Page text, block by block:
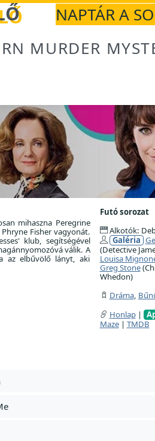
NAPTÁR A
MURDER
mihaszna Peregrine
Fisher vagyonát.
klub, segítségével
válik. A
az elbűvölő lányt, aki
Futó sorozat
Alkotók:
Galéria
(Detective
Louisa
Greg Stone
Whedon)
Dráma,
Honlap|
Maze| TMDB